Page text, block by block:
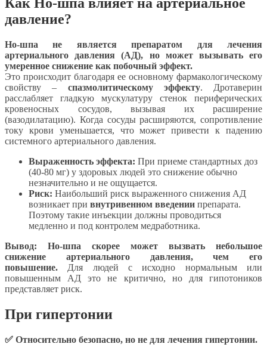
давление?
Но-шпа не является препаратом для лечения
артериального давления (АД), но может вызывать его
умеренное снижение как побочный эффект.
Это происходит благодаря ее основному фармакологическому
свойству – спазмолитическому эффекту. Дротаверин
расслабляет гладкую мускулатуру стенок периферических
кровеносных сосудов, вызывая их расширение
(вазодилатацию). Когда сосуды расширяются, сопротивление
току крови уменьшается, что может привести к падению
системного артериального давления.
Выраженность эффекта: При приеме стандартных доз
(40-80 мг) у здоровых людей это снижение обычно
незначительно и не ощущается.
Риск: Наибольший риск выраженного снижения АД
возникает при внутривенном введении препарата.
Поэтому такие инъекции должны проводиться
медленно и под контролем медработника.
Вывод:
Но-шпа скорее может вызвать небольшое
снижение артериального давления, чем его
повышение. Для людей с исходно нормальным или
повышенным АД это не критично, но для гипотоников
представляет риск.
При гипертонии
✅ Относительно безопасно, но не для лечения гипертонии.